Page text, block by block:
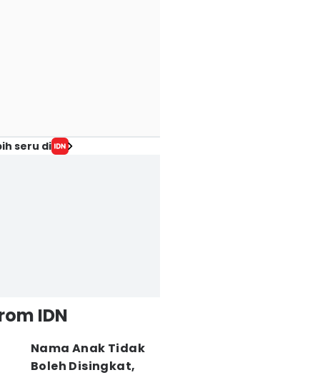
seru di
IDN
Nama Anak Tidak
Boleh Disingkat,